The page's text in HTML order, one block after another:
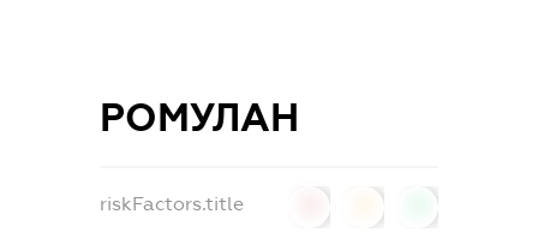
РОМУЛАН
riskFactors.title